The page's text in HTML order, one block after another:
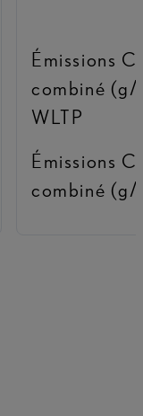
Émissions
combiné (g/
WLTP
Émissions
combiné (g/